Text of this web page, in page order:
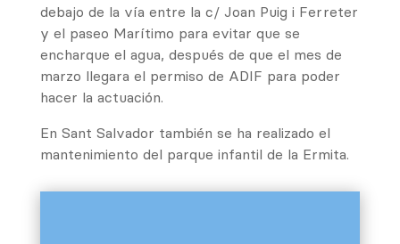
debajo de la vía entre la c/ Joan Puig i Ferreter
y el paseo Marítimo para evitar que se
encharque el agua, después de que el mes de
marzo llegara el permiso de ADIF para poder
hacer la actuación.
En Sant Salvador también se ha realizado el
mantenimiento del parque infantil de la Ermita.